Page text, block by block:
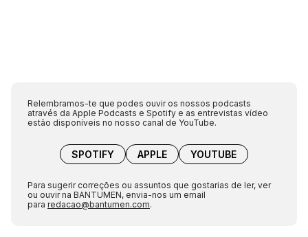
Relembramos-te que podes ouvir os nossos podcasts
através da Apple Podcasts e Spotify e as entrevistas vídeo
estão disponíveis no nosso canal de YouTube.
SPOTIFY APPLE YOUTUBE
Para sugerir correções ou assuntos que gostarias de ler, ver
ou ouvir na BANTUMEN, envia-nos um email
para redacao@bantumen.com.